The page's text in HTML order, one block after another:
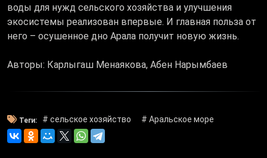
воды для нужд сельского хозяйства и улучшения
экосистемы реализован впервые. И главная польза от
него – осушенное дно Арала получит новую жизнь.
Авторы: Карлыгаш Менаякова, Абен Нарымбаев
Теги: # сельское хозяйство # Аральское море